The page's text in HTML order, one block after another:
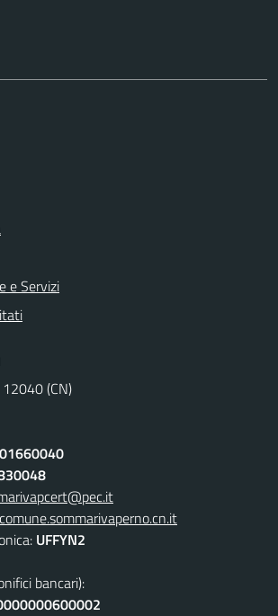
e Servizi
(CN)
UFFYN2
bancari):